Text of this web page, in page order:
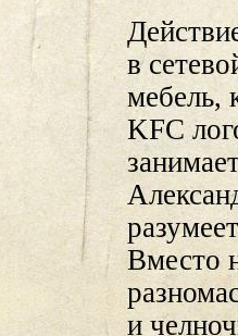
в
мебель,
KFC
Вместо
и